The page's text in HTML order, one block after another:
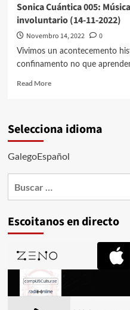
Sonica Cuántica 005:
involuntario (14-11-2022)
Novembro 14, 2022 0
Vivimos un acontecemento
confinamento no que
Read MoreRead
Cuántica
para
un
11-
Selecciona idioma
GalegoEspañol
Escoitanos en directo